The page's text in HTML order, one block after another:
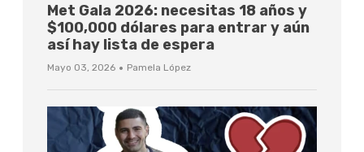
Met Gala 2026: necesitas 18 años y
$100,000 dólares para entrar y aún
así hay lista de espera
Mayo 03, 2026 · Pamela López